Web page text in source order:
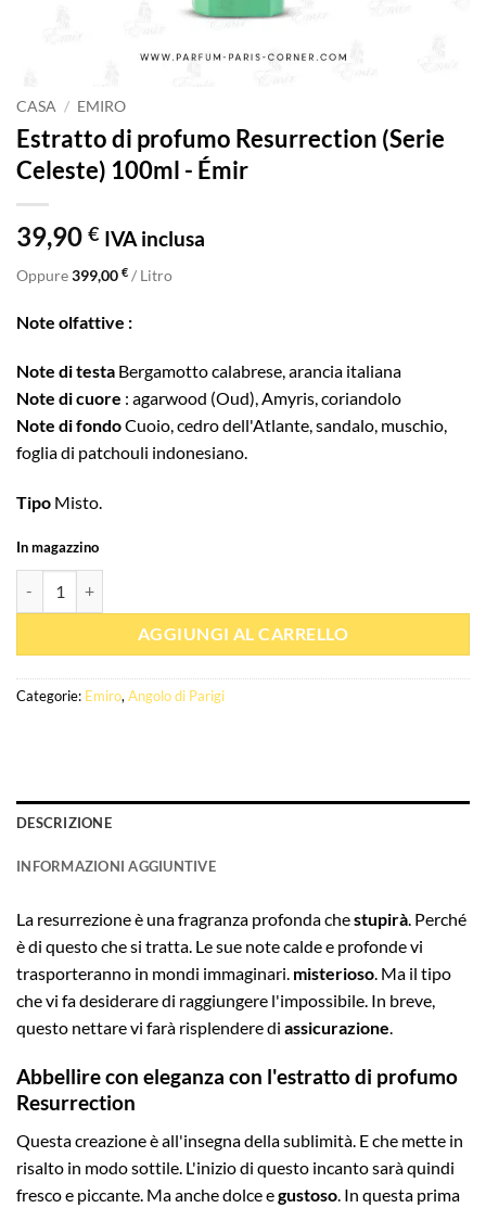
CASA / EMIRO
Estratto di profumo Resurrection (Serie
Celeste) 100ml - Émir
39,90 € IVA inclusa
Oppure399,00 € / Litro
Note olfattive :
Note di testa Bergamotto calabrese, arancia italiana
Note di cuore : agarwood (Oud), Amyris, coriandolo
Note di fondoCuoio, cedro dell'Atlante, sandalo, muschio,
foglia di patchouli indonesiano.
Tipo Misto.
In magazzino
AGGIUNGI AL CARRELLO
Categorie: Emiro, Angolo di Parigi
DESCRIZIONE
INFORMAZIONI AGGIUNTIVE
La resurrezione è una fragranza profonda chestupirà. Perché
è di questo che si tratta. Le sue note calde e profonde vi
trasporteranno in mondi immaginari. misterioso. Ma il tipo
che vi fa desiderare di raggiungere l'impossibile. In breve,
questo nettare vi farà risplendere di assicurazione.
Abbellire con eleganza con l'estratto di profumo
Resurrection
Questa creazione è all'insegna della sublimità. E che mette in
risalto in modo sottile. L'inizio di questo incanto sarà quindi
fresco e piccante. Ma anche dolce egustoso . In questa prima